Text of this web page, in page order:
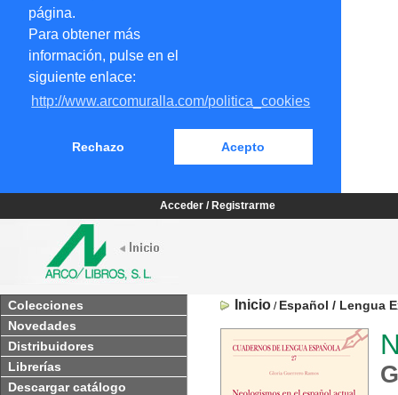
página.
Para obtener más
información, pulse en el
siguiente enlace:
http://www.arcomuralla.com/politica_cookies
Rechazo Acepto
Acceder / Registrarme
Colecciones
Novedades
Distribuidores
Librerías
Descargar catálogo
Inicio / Español / Lengua